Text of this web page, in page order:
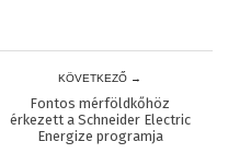
KÖVETKEZŐ →
Fontos mérföldkőhöz
érkezett a Schneider Electric
Energize programja